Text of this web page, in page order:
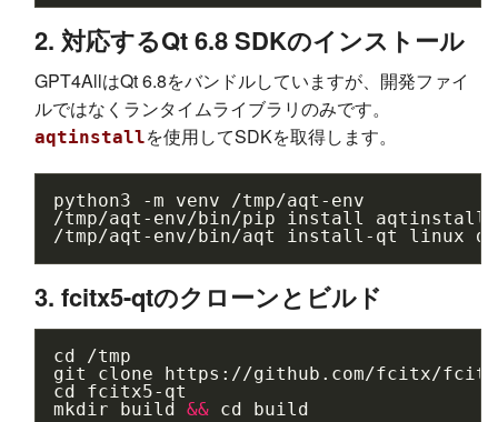
2. 対応するQt 6.8 SDKのインストール
GPT4AllはQt 6.8をバンドルしていますが、開発ファイ
ルではなくランタイムライブラリのみです。
aqtinstallを使用してSDKを取得します。
python3 -m venv
/tmp/aqt-env
/tmp/aqt-env/bin/pip
install
aqtinstall
/tmp/aqt-env/bin/aqt
install-qt linux
3. fcitx5-qtのクローンとビルド
cd
/tmp
git
clone
cd
fcitx5-qt
mkdir
build && cd
build